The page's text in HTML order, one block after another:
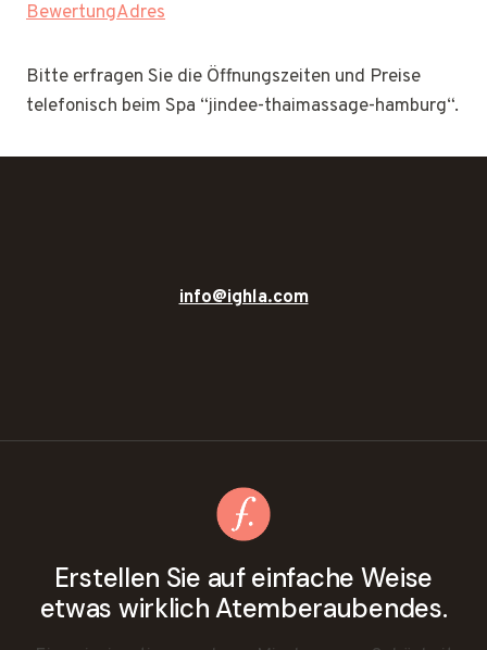
BewertungAdres
Bitte erfragen Sie die Öffnungszeiten und Preise
telefonisch beim Spa “jindee-thaimassage-hamburg“.
info@ighla.com
Erstellen Sie auf einfache Weise
etwas wirklich Atemberaubendes.